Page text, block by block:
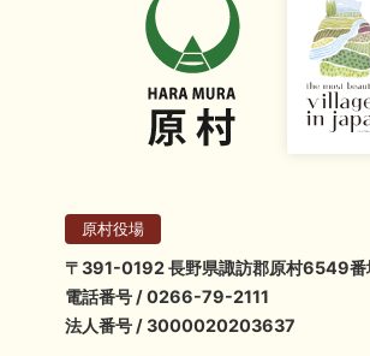
原村役場
〒391-0192 長野県諏訪郡原村6549番
電話番号 / 0266-79-2111
法人番号 / 3000020203637